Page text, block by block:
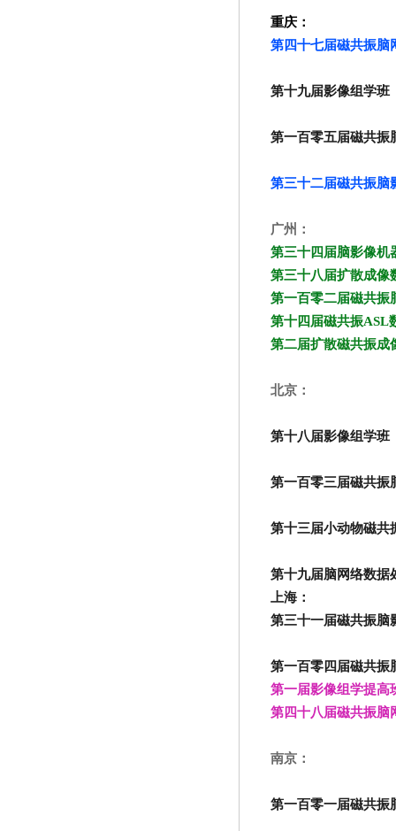
重庆：
第四十七届磁共振脑
第十九届影像组学班
第一百零五届磁共振
第三十二届磁共振脑
广州：
第三十四届脑影像机
第三十八届扩散成像
第一百零二届磁共振
第十四届磁共振ASL
第二届扩散磁共振成
北京：
第十八届影像组学班
第一百零三届磁共振
第十三届小动物磁共
第十九届脑网络数据
上海：
第三十一届磁共振脑
第一百零四届磁共振
第一届影像组学提高
第四十八届磁共振脑
南京：
第一百零一届磁共振